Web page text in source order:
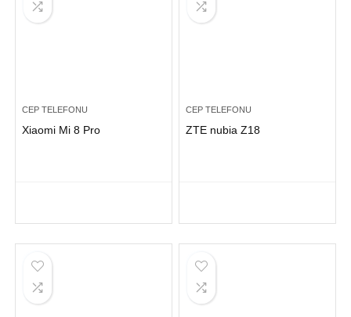
CEP TELEFONU
Xiaomi Mi 8 Pro
CEP TELEFONU
ZTE nubia Z18